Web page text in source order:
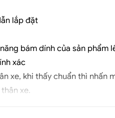
lắp đặt
bám dính của sản phẩm
xác
xe, khi thấy chuẩn thì nhấn
xe.